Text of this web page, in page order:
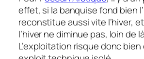
effet, si la banquise fond bien
reconstitue aussi vite l’hiver,
l’hiver ne diminue pas, loin de
L’exploitation risque donc